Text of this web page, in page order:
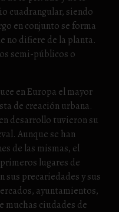
cuadrangular, siendo
en conjunto se forma
no difiere de la planta.
semi-públicos o
en Europa el mayor
de creación urbana.
desarrollo tuvieron su
Aunque se han
de las mismas, el
lugares de
sus precariedades y sus
ayuntamientos,
muchas ciudades de